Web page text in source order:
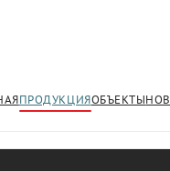
ПРОДУКЦИЯОБЪЕКТЫ